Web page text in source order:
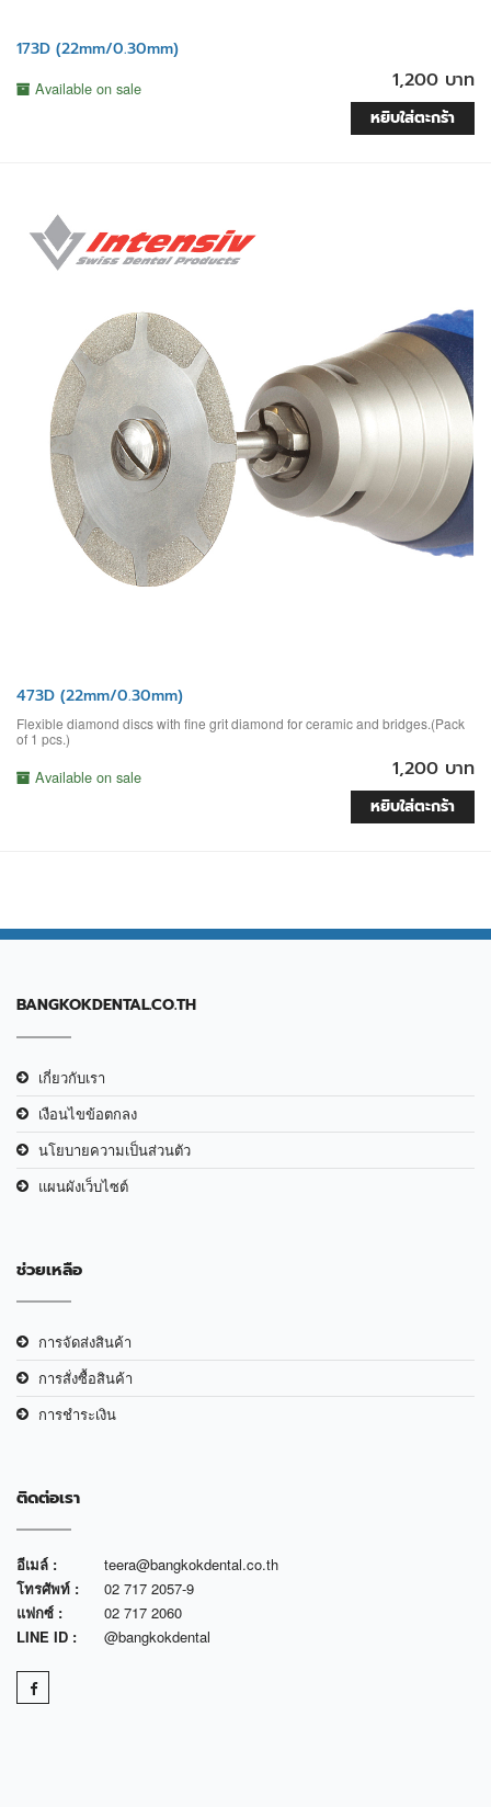
173D (22mm/0.30mm)
Available on sale 1,200 บาท
หยิบใส่ตะกร้า
473D (22mm/0.30mm)
Flexible diamond discs with fine grit diamond for ceramic and bridges.(Pack
of 1 pcs.)
Available on sale 1,200 บาท
หยิบใส่ตะกร้า
BANGKOKDENTAL.CO.TH
เกี่ยวกับเรา
เงือนไขข้อตกลง
นโยบายความเป็นส่วนตัว
แผนผังเว็บไซต์
ช่วยเหลือ
การจัดส่งสินค้า
การสั่งซื้อสินค้า
การชำระเงิน
ติดต่อเรา
อีเมล์ :
teera@bangkokdental.co.th
โทรศัพท์ :
02 717 2057-9
แฟกซ์ :
02 717 2060
LINE ID :
@bangkokdental